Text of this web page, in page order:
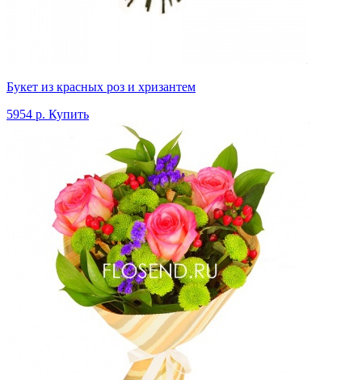
Букет из красных роз и хризантем
5954 р. Купить